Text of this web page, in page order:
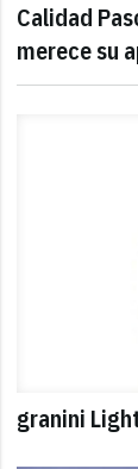
Calidad
merece su
granini